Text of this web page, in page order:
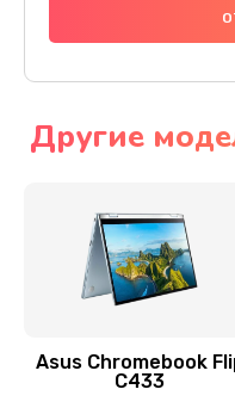
Замена
Другие
Asus Chromebook
C433